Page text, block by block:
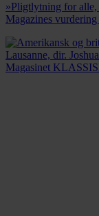
»Pligtlytning for
Magazines